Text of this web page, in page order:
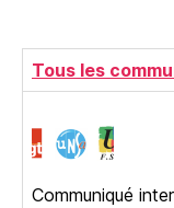
Tous les
Communiqué